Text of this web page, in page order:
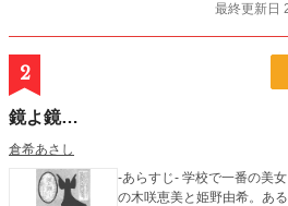
最終更新日
2
鏡よ鏡…
倉希あさし
-あらすじ- 学校で一番の美
の木咲恵美と姫野由希。あ